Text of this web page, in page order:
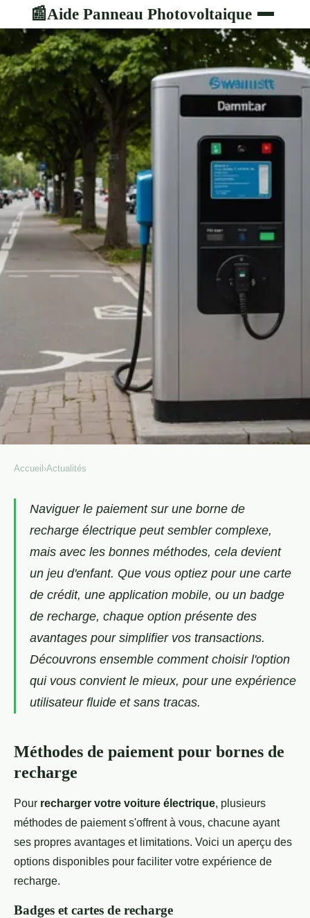
📰Aide Panneau Photovoltaique
Comment payer sur une borne
de recharge électrique
facilement ?
Mickael 5 décembre 2024 •3 min de lecture
Accueil ›Actualités
Naviguer le paiement sur une borne de
recharge électrique peut sembler complexe,
mais avec les bonnes méthodes, cela devient
un jeu d'enfant. Que vous optiez pour une carte
de crédit, une application mobile, ou un badge
de recharge, chaque option présente des
avantages pour simplifier vos transactions.
Découvrons ensemble comment choisir l'option
qui vous convient le mieux, pour une expérience
utilisateur fluide et sans tracas.
Méthodes de paiement pour bornes de
recharge
Pour recharger votre voiture électrique, plusieurs
méthodes de paiement s'offrent à vous, chacune ayant
ses propres avantages et limitations. Voici un aperçu des
options disponibles pour faciliter votre expérience de
recharge.
Badges et cartes de recharge